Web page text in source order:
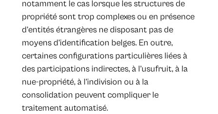
notamment le cas lorsque les structures de
propriété sont trop complexes ou en présence
d’entités étrangères ne disposant pas de
moyens d’identification belges. En outre,
certaines configurations particulières liées à
des participations indirectes, à l’usufruit, à la
nue-propriété, à l’indivision ou à la
consolidation peuvent compliquer le
traitement automatisé.